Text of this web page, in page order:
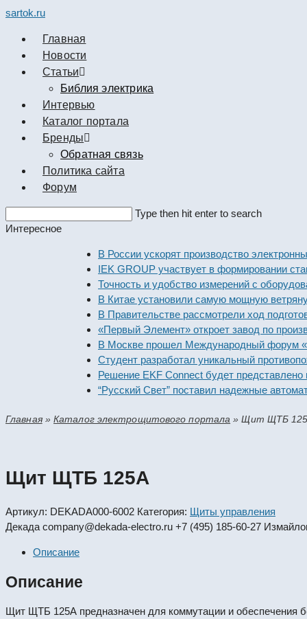
sartok.ru
Главная
Новости
Cтатьи
Библия электрика
Интервью
Каталог портала
Бренды
Обратная связь
Политика сайта
Форум
this
Type then hit enter to search
Интересное
В России ускорят производство электронных
IEK GROUP участвует в формировании
Точность и удобство измерений с
В Китае установили самую мощную ветряную
В Правительстве рассмотрели ход подготовки
«Первый Элемент» откроет завод по
В Москве прошел Международный форум
Студент разработал уникальный
Решение EKF Connect будет представлено на
“Русский Свет” поставил надежные
Главная»Каталог электрощитового портала »Щит ЩТБ
Щит ЩТБ 125А
Артикул: DEKADA000-6002 Категория: Щиты управления
Декада company@dekada-electro.ru +7 (495) 185-60-27
Описание
Описание
Щит ЩТБ 125А предназначен для коммутации и обеспечения